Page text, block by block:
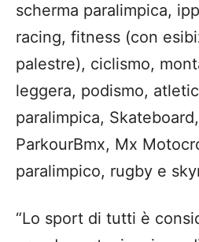
scherma paralimpica, ip
racing, fitness (con
palestre), ciclismo, mont
leggera, podismo, a
paralimpica,
ParkourBmx, Mx
paralimpico, rugby e
“Lo sport di tutti è